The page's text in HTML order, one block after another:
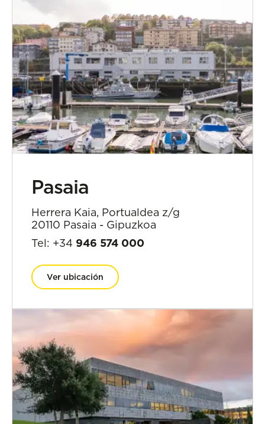
Pasaia
Herrera Kaia, Portualdea z/g
20110 Pasaia - Gipuzkoa
Tel: +34 946 574 000
Ver ubicación